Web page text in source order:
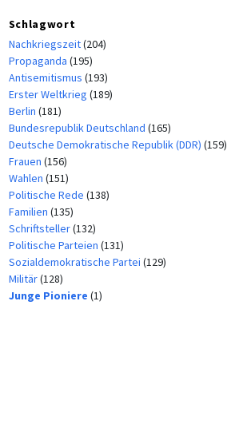
Schlagwort
Nachkriegszeit(204)
Propaganda (195)
Antisemitismus (193)
Erster Weltkrieg (189)
Berlin (181)
Bundesrepublik Deutschland (165)
Deutsche Demokratische Republik (DDR) (159)
Frauen (156)
Wahlen (151)
Politische Rede (138)
Familien (135)
Schriftsteller(132)
Politische Parteien (131)
Sozialdemokratische Partei (129)
Militär(128)
Junge Pioniere (1)